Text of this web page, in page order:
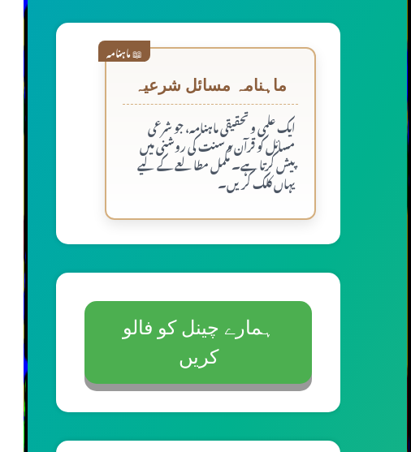
ماہنامہ مسائل شرعیہ
ایک علمی و تحقیقی ماہنامہ، جو شرعی
مسائل کو قرآن و سنت کی روشنی میں
پیش کرتا ہے۔ مکمل مطالعے کے لیے
یہاں کلک کریں۔
📖 ماہنامہ
ہمارے چینل کو فالو
کریں